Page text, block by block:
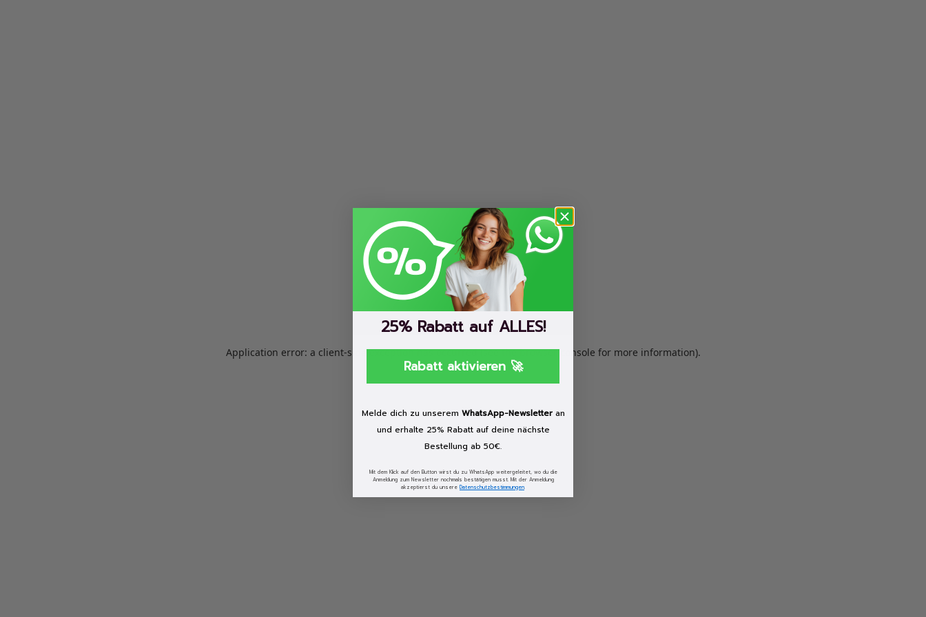
Application error: a client-side exception has occurred (see the browser console for more information).
25% Rabatt auf ALLES!
Rabatt aktivieren 🚀
Melde dich zu unserem WhatsApp-Newsletteran
und erhalte 25% Rabatt auf deine nächste
Bestellung ab 50€.
Mit dem Klick auf den Button wirst du zu WhatsApp weitergeleitet, wo du die
Anmeldung zum Newsletter nochmals bestätigen musst. Mit der Anmeldung
akzeptierst du unsere Datenschutzbestimmungen.